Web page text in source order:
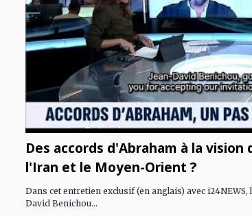
Des accords d'Abraham à la
l'Iran et le Moyen-Orient ?
Dans cet entretien exclusif (en anglais) avec
David Benichou...